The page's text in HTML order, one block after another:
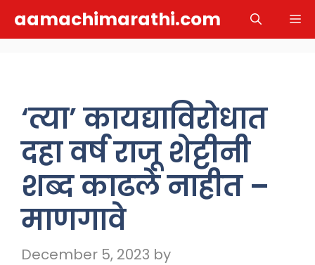
aamachimarathi.com
‘त्या’ कायद्याविरोधात
दहा वर्ष राजू शेट्टीनी
शब्द काढले नाहीत –
माणगावे
December 5, 2023 by